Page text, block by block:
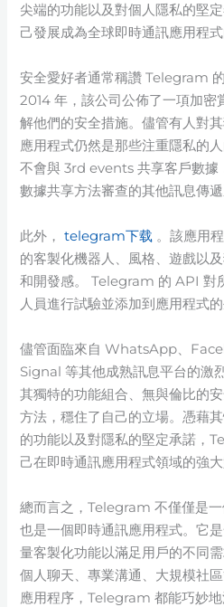
尖端的功能以及對個人隱私的堅
己發展成為全球即時通訊應用程式
安全愛好者通常稱讚 Telegram
2014 年，該公司公佈了一項加密
解他們的安全措施。儘管有人對
應用程式仍然是那些注重隱私的
不會與 3rd events 共享客戶數據
數據共享方法審查的其他訊息傳遞
此外，telegram下载 。該應用
的客製化機器人、風格、遊戲以
和開發感。 Telegram 的 API 對
人員進行試驗並添加到應用程式的
儘管面臨來自 WhatsApp、
Signal 等其他成熟訊息平台的激
其獨特的功能組合、無與倫比的
方法，穩住了自己的立場。憑藉
的功能以及對隱私的堅定承諾，
己在即時通訊應用程式領域的強大
總而言之，Telegram 不僅僅是
也是一個即時通訊應用程式。它
量客製化功能以滿足用戶的不同
個人聊天、專業溝通、大規模社
應用程序，Telegram 都能巧妙